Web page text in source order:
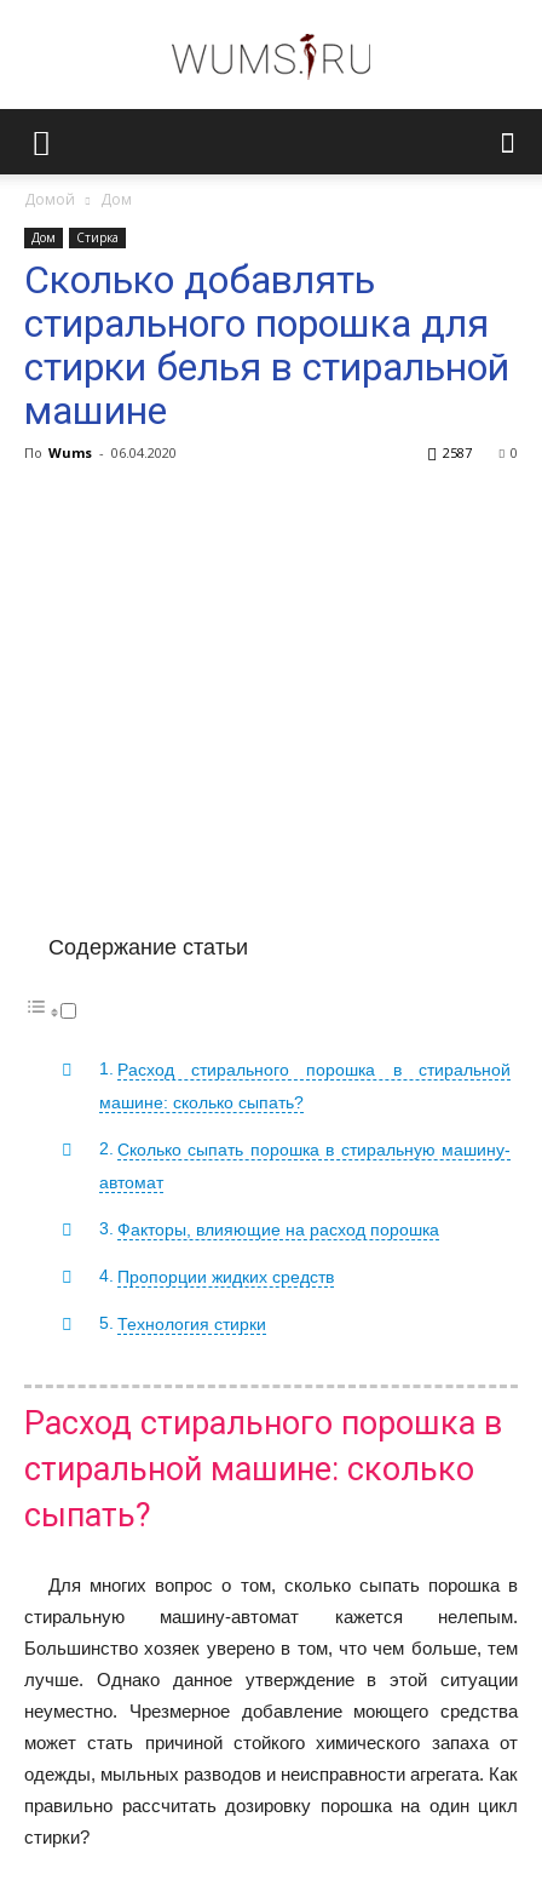
Домой Дом
Дом Стирка
Сколько добавлять
стирального порошка для
стирки белья в стиральной
машине
По Wums - 06.04.2020 0
2587
Содержание статьи
Расход стирального порошка в стиральной
машине: сколько сыпать?
Сколько сыпать порошка в стиральную машину-
автомат
Факторы, влияющие на расход порошка
Пропорции жидких средств
Технология стирки
Расход стирального порошка в
стиральной машине: сколько
сыпать?
Для многих вопрос о том, сколько сыпать порошка в
стиральную машину-автомат кажется нелепым.
Большинство хозяек уверено в том, что чем больше, тем
лучше. Однако данное утверждение в этой ситуации
неуместно. Чрезмерное добавление моющего средства
может стать причиной стойкого химического запаха от
одежды, мыльных разводов и неисправности агрегата. Как
правильно рассчитать дозировку порошка на один цикл
стирки?